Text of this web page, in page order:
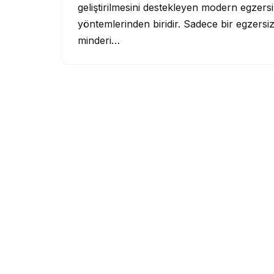
geliştirilmesini destekleyen modern
yöntemlerinden biridir. Sadece bir egzersiz
minderi…